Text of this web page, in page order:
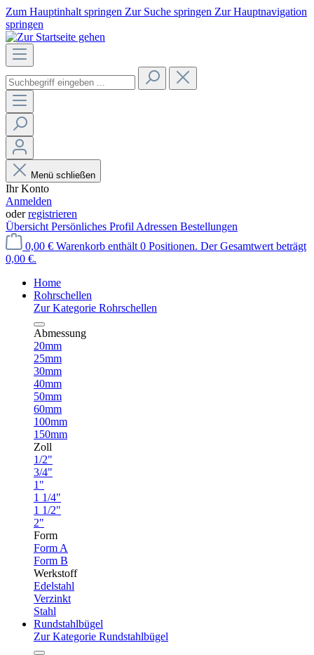
Zum Hauptinhalt springen Zur Suche springen Zur Hauptnavigation
springen
Menü schließen
Ihr Konto
Anmelden
oderregistrieren
Übersicht Persönliches Profil Adressen Bestellungen
0,00 € Warenkorb enthält 0 Positionen. Der Gesamtwert beträgt
0,00 €.
Home
Rohrschellen
Zur Kategorie Rohrschellen
Abmessung
20mm
25mm
30mm
40mm
50mm
60mm
100mm
150mm
Zoll
1/2"
3/4"
1"
1 1/4"
1 1/2"
2"
Form
Form A
Form B
Werkstoff
Edelstahl
Verzinkt
Stahl
Rundstahlbügel
Zur Kategorie Rundstahlbügel